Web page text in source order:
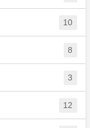
10
8
3
12